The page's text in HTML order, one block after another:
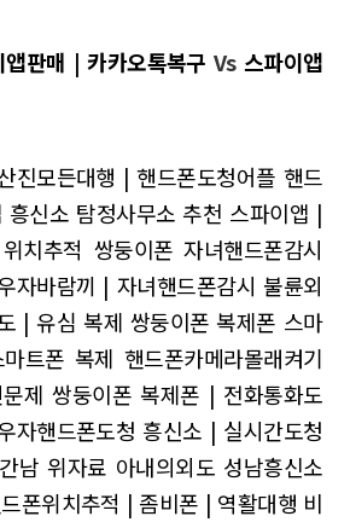
판매 | 카카오톡복구 Vs 스파이앱
진모든대행 | 핸드폰도청어플 핸드
흥신소 탐정사무소 추천 스파이앱 |
치추적 쌍둥이폰 자녀핸드폰감시
자바람끼 | 자녀핸드폰감시 불륜외
| 유심 복제 쌍둥이폰 복제폰 스마
트폰 복제 핸드폰카메라몰래켜기
제 쌍둥이폰 복제폰 | 전화통화도
자핸드폰도청 흥신소 | 실시간도청
남 위자료 아내의외도 성남흥신소
폰위치추적 | 좀비폰 | 역활대행 비